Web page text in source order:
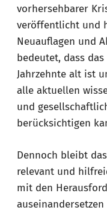
vorhersehbarer
veröffentlicht und
Neuauflagen und
bedeutet, dass
Jahrzehnte alt ist
alle aktuellen
und
berücksichtigen
Dennoch bleibt
relevant und
mit den